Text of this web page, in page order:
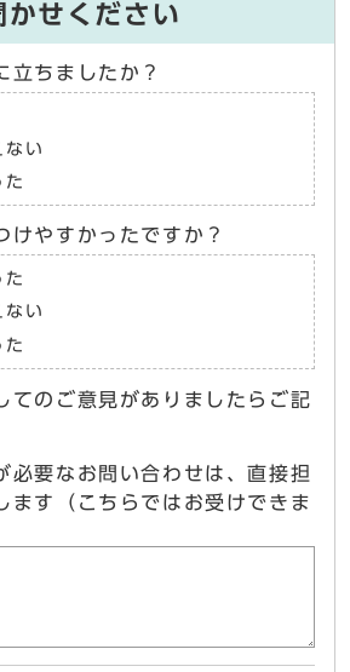
かせください
立ちましたか？
ない
た
けやすかったですか？
た
ない
た
てのご意見がありましたらご記
必要なお問い合わせは、直接担
ます（こちらではお受けできま